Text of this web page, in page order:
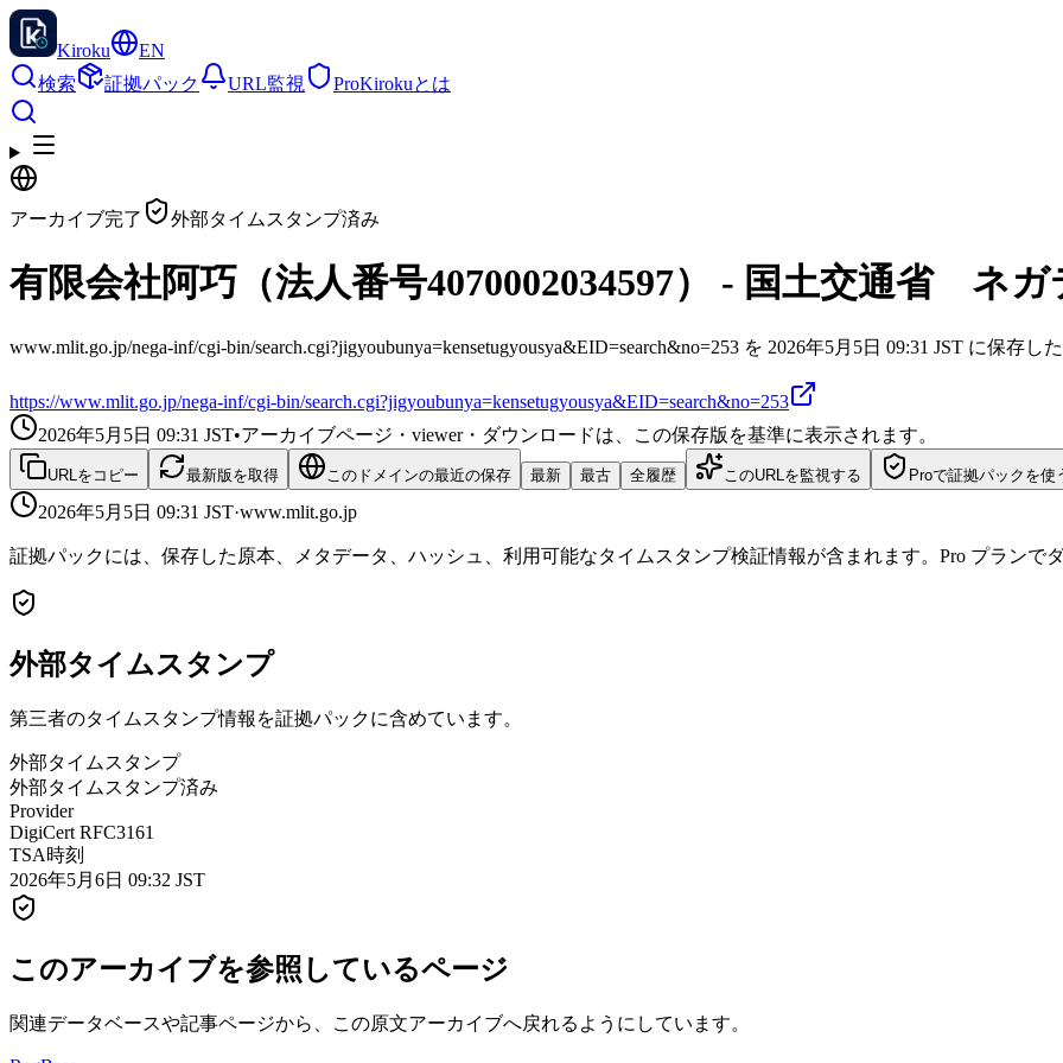
Kiroku
EN
検索
証拠パック URL監視 ProKirokuとは
アーカイブ完了 外部タイムスタンプ済み
有限会社阿巧（法人番号4070002034597） - 国土交通省 ネ
www.mlit.go.jp/nega-inf/cgi-bin/search.cgi?jigyoubunya=kensetugyousya&EID=search&no=253 を 2026年5月5日 09:31 JST に保存
https://www.mlit.go.jp/nega-inf/cgi-bin/search.cgi?jigyoubunya=kensetugyousya&EID=search&no=253
2026年5月5日 09:31 JST•アーカイブページ・viewer・ダウンロードは、この保存版を基準に表示されます。
URLをコピー 最新版を取得 このドメインの最近の保存 最新 最古 全履歴 このURLを監視する Proで証拠パックを使
2026年5月5日 09:31 JST·www.mlit.go.jp
証拠パックには、保存した原本、メタデータ、ハッシュ、利用可能なタイムスタンプ検証情報が含まれます。Pro プランで
外部タイムスタンプ
第三者のタイムスタンプ情報を証拠パックに含めています。
外部タイムスタンプ
外部タイムスタンプ済み
Provider
DigiCert RFC3161
TSA時刻
2026年5月6日 09:32 JST
このアーカイブを参照しているページ
関連データベースや記事ページから、この原文アーカイブへ戻れるようにしています。